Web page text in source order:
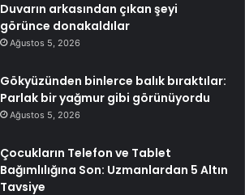
Duvarın arkasından çıkan şeyi
görünce donakaldılar
Ağustos 5, 2026
Gökyüzünden binlerce balık bıraktılar:
Parlak bir yağmur gibi görünüyordu
Ağustos 5, 2026
Çocukların Telefon ve Tablet
Bağımlılığına Son: Uzmanlardan 5 Altın
Tavsiye